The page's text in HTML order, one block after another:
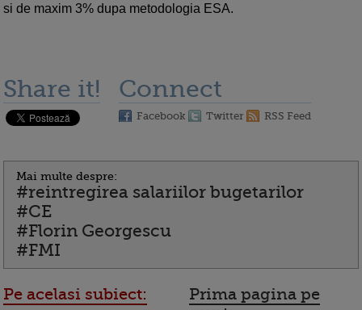
si de maxim 3% dupa metodologia ESA.
Share it! Connect
Facebook Twitter RSS Feed
Mai multe despre:
#reintregirea salariilor bugetarilor
#CE
#Florin Georgescu
#FMI
Pe acelasi subiect:
Prima pagina pe